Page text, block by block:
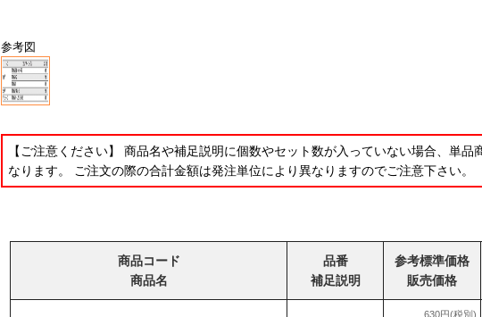
参考図
【ご注意ください】 商品名や補足説明に個数やセット数が入っていない場合、単品
なります。 ご注文の際の合計金額は発注単位により異なりますのでご注意下さい。
商品コード
商品名
品番
補足説明
参考標準価格
販売価格
630円(税別)